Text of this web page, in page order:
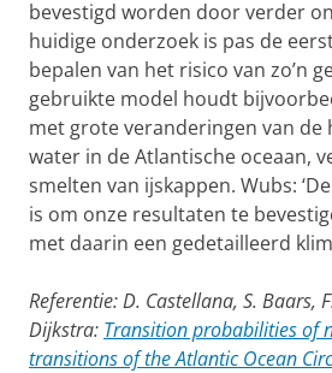
bevestigd worden door verder
huidige onderzoek is pas de
bepalen van het risico van zo’n
gebruikte model houdt
met grote veranderingen van de
water in de Atlantische oceaan,
smelten van ijskappen. Wubs:
is om onze resultaten te
met daarin een gedetailleerd
Referentie:D. Castellana, S. Baars,
Dijkstra: Transition probabilities of
transitions of the Atlantic Ocean